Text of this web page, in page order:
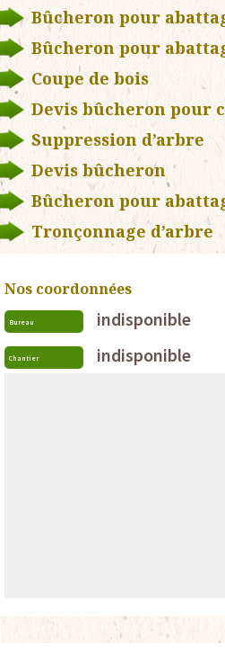
Bûcheron pour
Bûcheron pour
Coupe de bois
Devis bûcheron pour
Suppression d’arbre
Devis bûcheron
Bûcheron pour
Tronçonnage d’arbre
Nos coordonnées
Bureau indisponible
Chantier indisponible